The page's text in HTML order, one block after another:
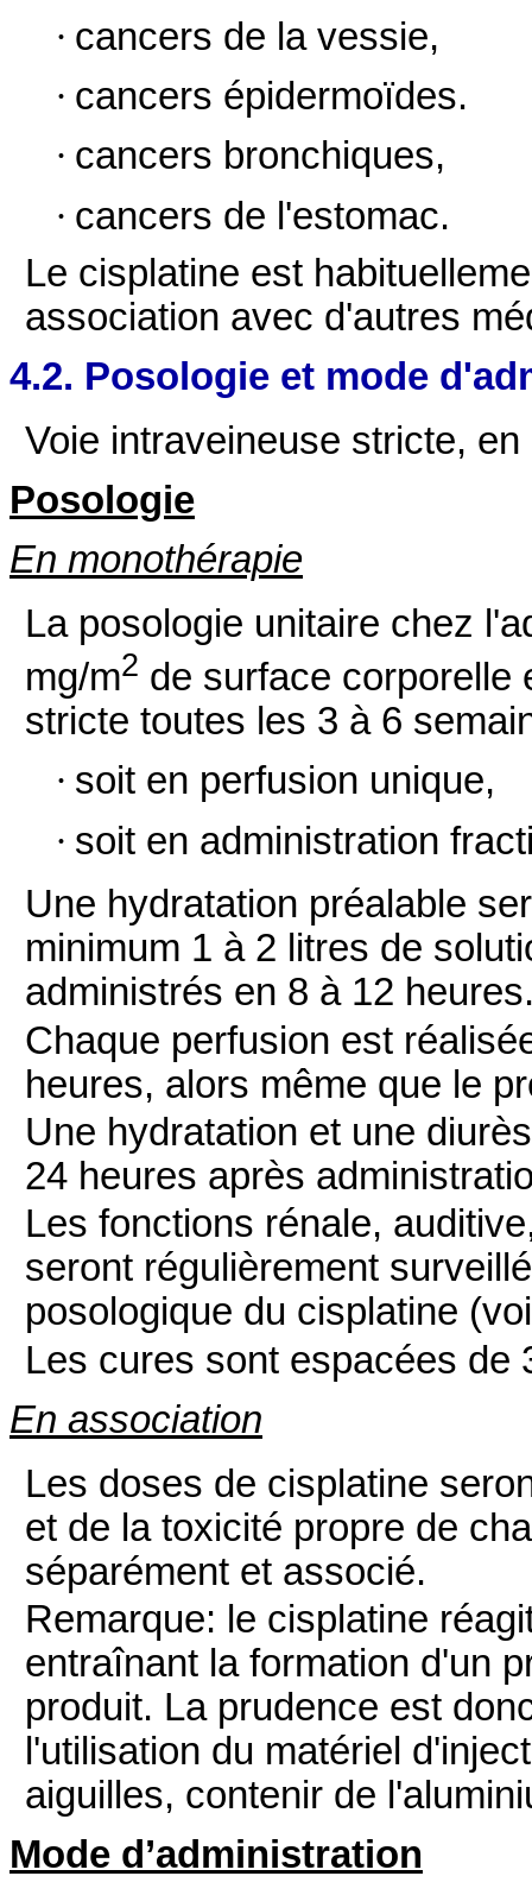
· cancers de la vessie,
· cancers épidermoïdes.
· cancers bronchiques,
· cancers de l'estomac.
Le cisplatine est
association avec d'autres
4.2. Posologie et mode
Voie intraveineuse stricte,
Posologie
En monothérapie
La posologie unitaire chez
mg/m2 de surface corporelle
stricte toutes les 3 à 6
· soit en perfusion unique,
· soit en administration
Une hydratation préalable
minimum 1 à 2 litres de
administrés en 8 à 12
Chaque perfusion est
heures, alors même que le
Une hydratation et une
24 heures après
Les fonctions rénale,
seront régulièrement
posologique du cisplatine
Les cures sont espacées de
En association
Les doses de cisplatine
et de la toxicité propre de
séparément et associé.
Remarque: le cisplatine
entraînant la formation d'un
produit. La prudence est
l'utilisation du matériel
aiguilles, contenir de
Mode d’administration